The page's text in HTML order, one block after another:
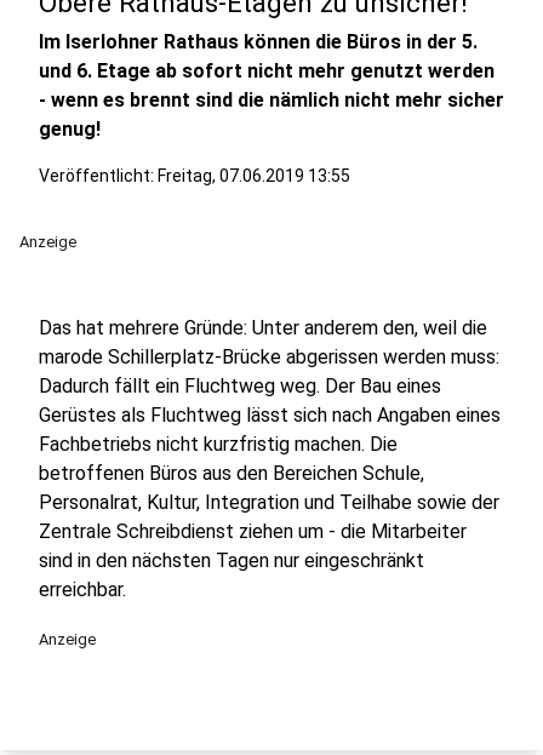
Im Iserlohner Rathaus können die Büros in der 5.
und 6. Etage ab sofort nicht mehr genutzt werden
- wenn es brennt sind die nämlich nicht mehr sicher
genug!
Veröffentlicht: Freitag, 07.06.2019 13:55
Anzeige
Das hat mehrere Gründe: Unter anderem den, weil die
marode Schillerplatz-Brücke abgerissen werden muss:
Dadurch fällt ein Fluchtweg weg. Der Bau eines
Gerüstes als Fluchtweg lässt sich nach Angaben eines
Fachbetriebs nicht kurzfristig machen. Die
betroffenen Büros aus den Bereichen Schule,
Personalrat, Kultur, Integration und Teilhabe sowie der
Zentrale Schreibdienst ziehen um - die Mitarbeiter
sind in den nächsten Tagen nur eingeschränkt
erreichbar.
Anzeige